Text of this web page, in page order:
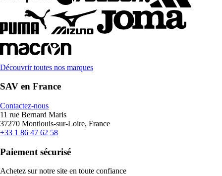
Découvrir toutes nos marques
SAV en France
Contactez-nous
11 rue Bernard Maris
37270 Montlouis-sur-Loire, France
+33 1 86 47 62 58
Paiement sécurisé
Achetez sur notre site en toute confiance